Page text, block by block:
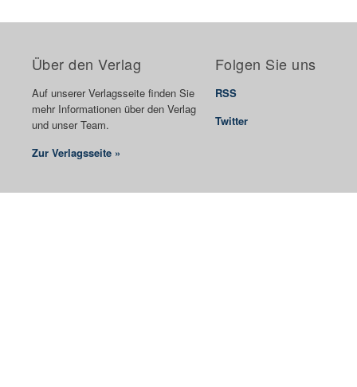
Über den Verlag
Auf unserer Verlagsseite finden Sie
mehr Informationen über den Verlag
und unser Team.
Zur Verlagsseite »
Folgen Sie uns
RSS
Twitter